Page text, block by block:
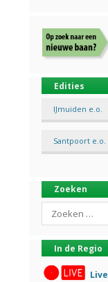
Edities
IJmuiden e.o.
Santpoort e.o.
Zoeken
Search
In de Regio
Live